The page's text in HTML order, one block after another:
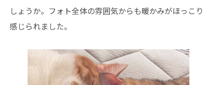
しょうか。フォト全体の雰囲気からも暖かみがほっこり
感じられました。